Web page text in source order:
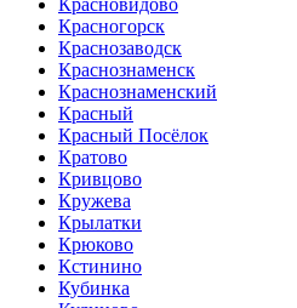
Красновидово
Красногорск
Краснозаводск
Краснознаменск
Краснознаменский
Красный
Красный Посёлок
Кратово
Кривцово
Кружева
Крылатки
Крюково
Кстинино
Кубинка